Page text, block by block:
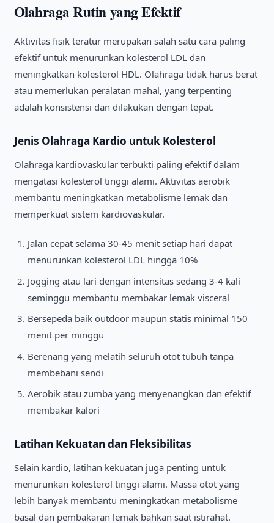
Olahraga Rutin yang Efektif
Aktivitas fisik teratur merupakan salah satu cara paling
efektif untuk menurunkan kolesterol LDL dan
meningkatkan kolesterol HDL. Olahraga tidak harus berat
atau memerlukan peralatan mahal, yang terpenting
adalah konsistensi dan dilakukan dengan tepat.
Jenis Olahraga Kardio untuk Kolesterol
Olahraga kardiovaskular terbukti paling efektif dalam
mengatasi kolesterol tinggi alami. Aktivitas aerobik
membantu meningkatkan metabolisme lemak dan
memperkuat sistem kardiovaskular.
Jalan cepat selama 30-45 menit setiap hari dapat
menurunkan kolesterol LDL hingga 10%
Jogging atau lari dengan intensitas sedang 3-4 kali
seminggu membantu membakar lemak visceral
Bersepeda baik outdoor maupun statis minimal 150
menit per minggu
Berenang yang melatih seluruh otot tubuh tanpa
membebani sendi
Aerobik atau zumba yang menyenangkan dan efektif
membakar kalori
Latihan Kekuatan dan Fleksibilitas
Selain kardio, latihan kekuatan juga penting untuk
menurunkan kolesterol tinggi alami. Massa otot yang
lebih banyak membantu meningkatkan metabolisme
basal dan pembakaran lemak bahkan saat istirahat.